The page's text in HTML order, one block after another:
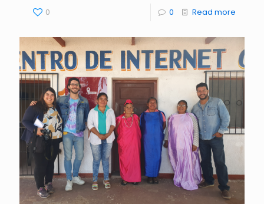
0 0 Read more